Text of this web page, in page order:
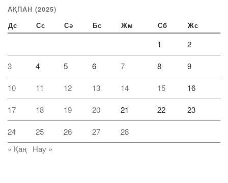
АҚПАН (2025)
Дс Сс Сә Бс Жм Сб Жс
1 2
3 4 5 6 7 8 9
10 11 12 13 14 15 16
17 18 19 20 21 22 23
24 25 26 27
28
« Қаң
Нау »